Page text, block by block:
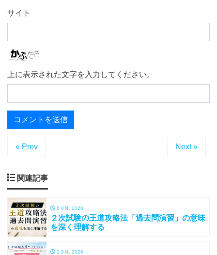
サイト
上に表示された文字を入力してください。
« Prev Next »
関連記事
6 8月, 2026
２次試験の王道攻略法「過去問演習」の意味
を深く理解する
2 8月, 2026